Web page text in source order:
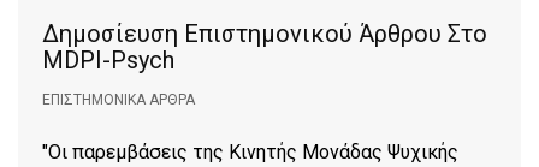
Δημοσίευση Επιστημονικού Άρθρου Στο
MDPI-Psych
ΕΠΙΣΤΗΜΟΝΙΚΆ ΆΡΘΡΑ
"Oι παρεμβάσεις της Κινητής Μονάδας Ψυχικής